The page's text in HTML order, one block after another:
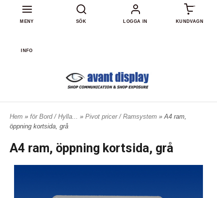
MENY
INFO
SÖK LOGGA IN KUNDVAGN
Hem » för Bord / Hylla... » Pivot pricer / Ramsystem » A4 ram,
öppning kortsida, grå
A4 ram, öppning kortsida, grå